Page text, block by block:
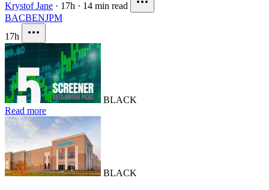
Krystof Jane · 17h · 14 min read
BACBENJPM
17h
BLACK
Read more
BLACK